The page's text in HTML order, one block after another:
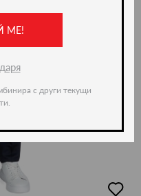
в
МЕ!
с други текущи